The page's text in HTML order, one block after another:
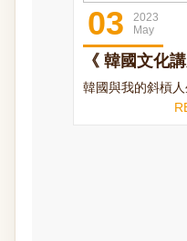
03
2023
May
《 韓國文化講
韓國與我的斜槓人